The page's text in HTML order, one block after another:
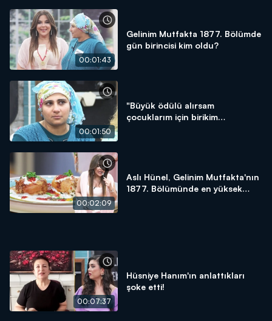
00:01:43
Gelinim Mutfakta 1877. Bölümde
gün birincisi kim oldu?
00:01:50
"Büyük ödülü alırsam
çocuklarım için birikim
00:02:09
Aslı Hünel, Gelinim Mutfakta'nın
1877. Bölümünde en yüksek
00:07:37
Hüsniye Hanım'ın anlattıkları
şoke etti!